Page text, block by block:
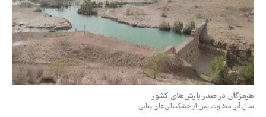
هرمزگان در صدر بارش‌های کشور
سال آبی متفاوت پس از خشکسالی‌های پیاپی